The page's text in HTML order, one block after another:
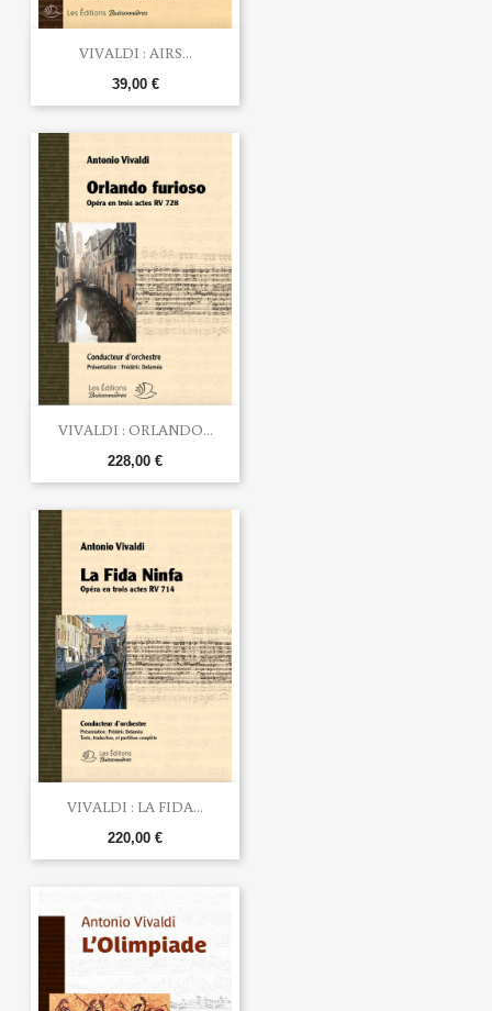
VIVALDI : AIRS...
39,00 €
VIVALDI : ORLANDO...
228,00 €
VIVALDI : LA FIDA...
220,00 €